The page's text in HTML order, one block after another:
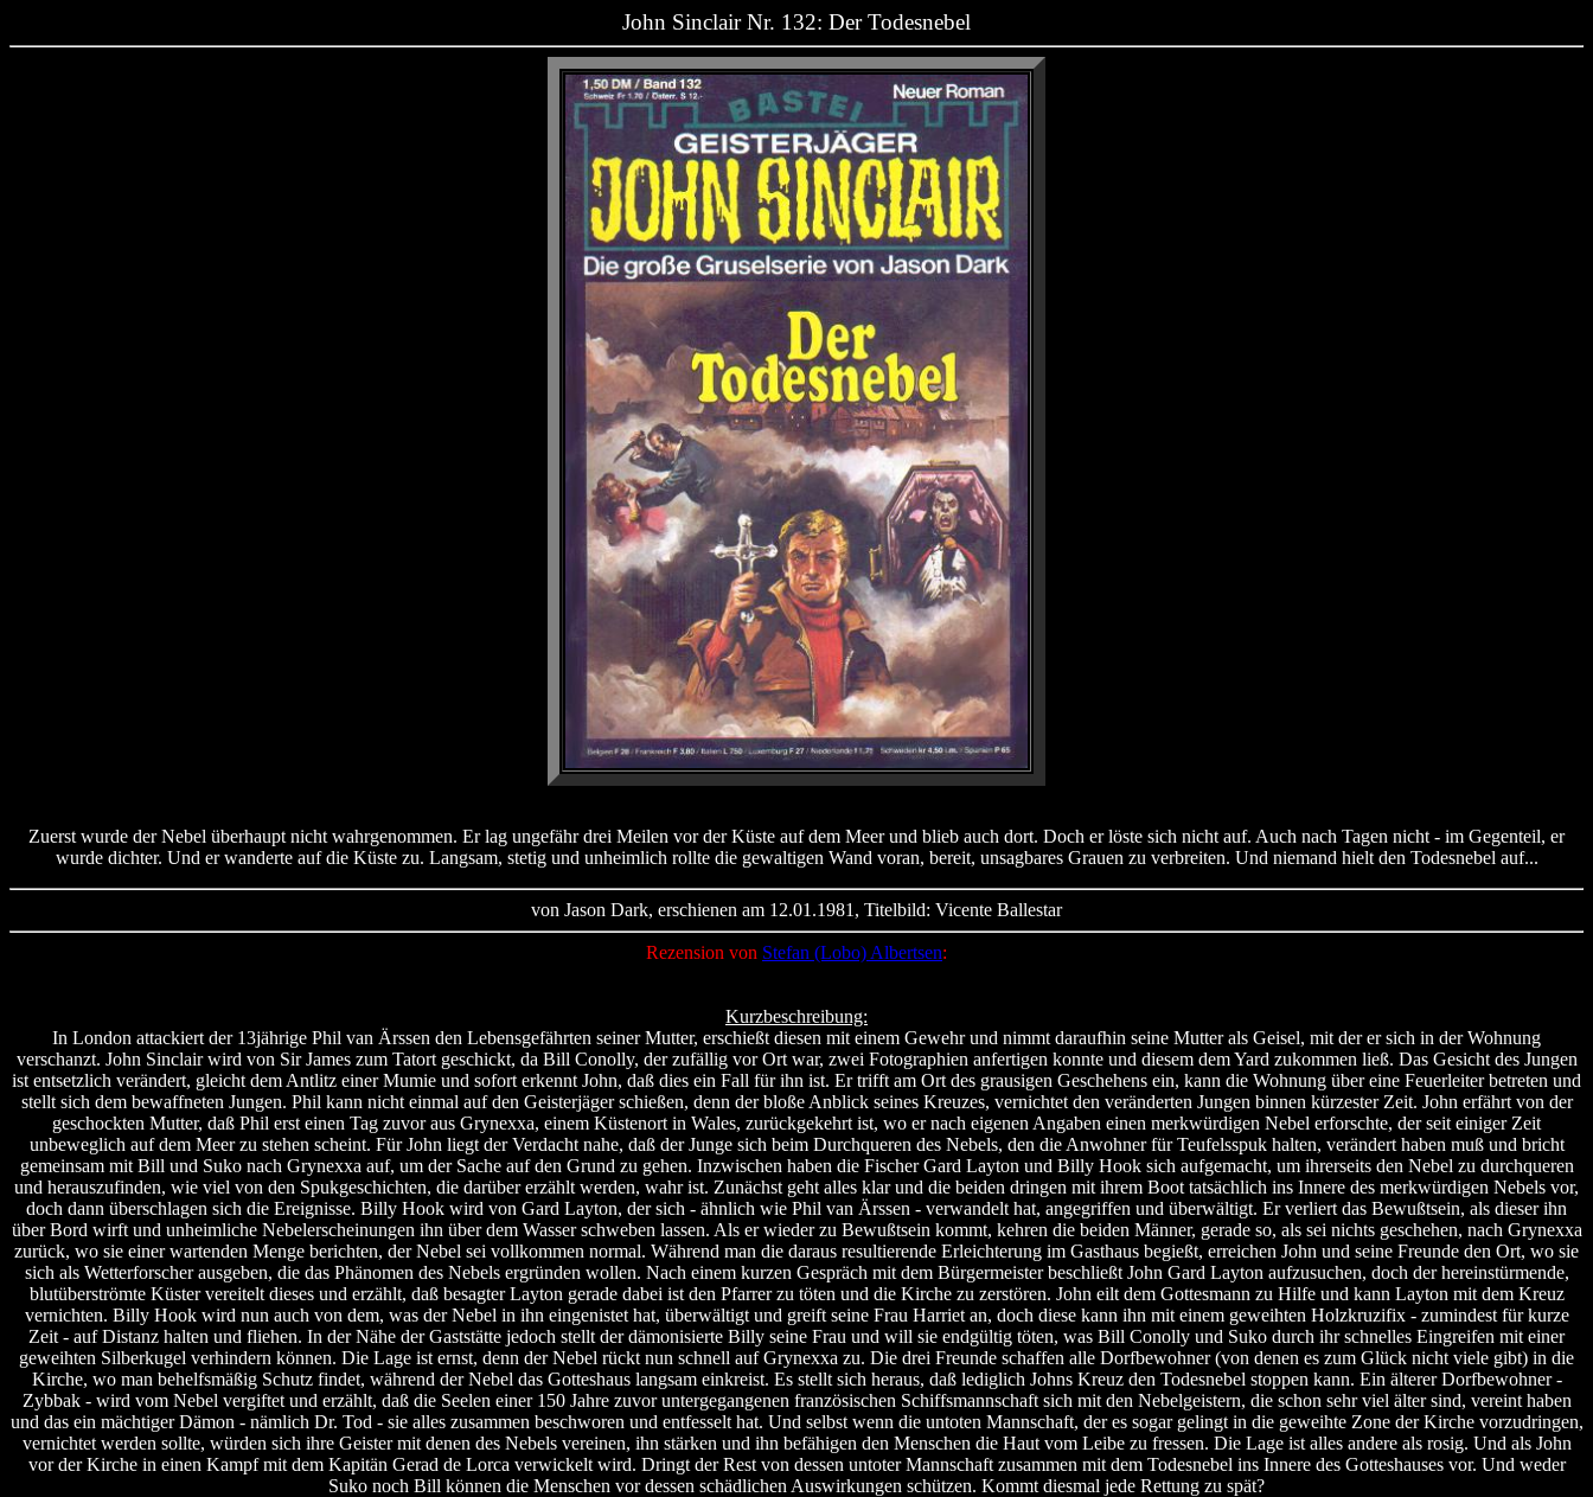
John Sinclair Nr. 132: Der Todesnebel
Zuerst wurde der Nebel überhaupt nicht wahrgenommen. Er lag ungefähr drei Meilen vor der Küste auf dem Meer und blieb auch dort. Doch er löste sich nicht auf. Auch nach Tagen nicht - im Gegenteil, er
wurde dichter. Und er wanderte auf die Küste zu. Langsam, stetig und unheimlich rollte die gewaltigen Wand voran, bereit, unsagbares Grauen zu verbreiten. Und niemand hielt den Todesnebel auf...
von Jason Dark, erschienen am 12.01.1981, Titelbild: Vicente Ballestar
Rezension von Stefan (Lobo) Albertsen:
Kurzbeschreibung:
In London attackiert der 13jährige Phil van Ärssen den Lebensgefährten seiner Mutter, erschießt diesen mit einem Gewehr und nimmt daraufhin seine Mutter als Geisel, mit der er sich in der Wohnung
verschanzt. John Sinclair wird von Sir James zum Tatort geschickt, da Bill Conolly, der zufällig vor Ort war, zwei Fotographien anfertigen konnte und diesem dem Yard zukommen ließ. Das Gesicht des Jungen
ist entsetzlich verändert, gleicht dem Antlitz einer Mumie und sofort erkennt John, daß dies ein Fall für ihn ist. Er trifft am Ort des grausigen Geschehens ein, kann die Wohnung über eine Feuerleiter betreten und
stellt sich dem bewaffneten Jungen. Phil kann nicht einmal auf den Geisterjäger schießen, denn der bloße Anblick seines Kreuzes, vernichtet den veränderten Jungen binnen kürzester Zeit. John erfährt von der
geschockten Mutter, daß Phil erst einen Tag zuvor aus Grynexxa, einem Küstenort in Wales, zurückgekehrt ist, wo er nach eigenen Angaben einen merkwürdigen Nebel erforschte, der seit einiger Zeit
unbeweglich auf dem Meer zu stehen scheint. Für John liegt der Verdacht nahe, daß der Junge sich beim Durchqueren des Nebels, den die Anwohner für Teufelsspuk halten, verändert haben muß und bricht
gemeinsam mit Bill und Suko nach Grynexxa auf, um der Sache auf den Grund zu gehen. Inzwischen haben die Fischer Gard Layton und Billy Hook sich aufgemacht, um ihrerseits den Nebel zu durchqueren
und herauszufinden, wie viel von den Spukgeschichten, die darüber erzählt werden, wahr ist. Zunächst geht alles klar und die beiden dringen mit ihrem Boot tatsächlich ins Innere des merkwürdigen Nebels vor,
doch dann überschlagen sich die Ereignisse. Billy Hook wird von Gard Layton, der sich - ähnlich wie Phil van Ärssen - verwandelt hat, angegriffen und überwältigt. Er verliert das Bewußtsein, als dieser ihn
über Bord wirft und unheimliche Nebelerscheinungen ihn über dem Wasser schweben lassen. Als er wieder zu Bewußtsein kommt, kehren die beiden Männer, gerade so, als sei nichts geschehen, nach Grynexxa
zurück, wo sie einer wartenden Menge berichten, der Nebel sei vollkommen normal. Während man die daraus resultierende Erleichterung im Gasthaus begießt, erreichen John und seine Freunde den Ort, wo sie
sich als Wetterforscher ausgeben, die das Phänomen des Nebels ergründen wollen. Nach einem kurzen Gespräch mit dem Bürgermeister beschließt John Gard Layton aufzusuchen, doch der hereinstürmende,
blutüberströmte Küster vereitelt dieses und erzählt, daß besagter Layton gerade dabei ist den Pfarrer zu töten und die Kirche zu zerstören. John eilt dem Gottesmann zu Hilfe und kann Layton mit dem Kreuz
vernichten. Billy Hook wird nun auch von dem, was der Nebel in ihn eingenistet hat, überwältigt und greift seine Frau Harriet an, doch diese kann ihn mit einem geweihten Holzkruzifix - zumindest für kurze
Zeit - auf Distanz halten und fliehen. In der Nähe der Gaststätte jedoch stellt der dämonisierte Billy seine Frau und will sie endgültig töten, was Bill Conolly und Suko durch ihr schnelles Eingreifen mit einer
geweihten Silberkugel verhindern können. Die Lage ist ernst, denn der Nebel rückt nun schnell auf Grynexxa zu. Die drei Freunde schaffen alle Dorfbewohner (von denen es zum Glück nicht viele gibt) in die
Kirche, wo man behelfsmäßig Schutz findet, während der Nebel das Gotteshaus langsam einkreist. Es stellt sich heraus, daß lediglich Johns Kreuz den Todesnebel stoppen kann. Ein älterer Dorfbewohner -
Zybbak - wird vom Nebel vergiftet und erzählt, daß die Seelen einer 150 Jahre zuvor untergegangenen französischen Schiffsmannschaft sich mit den Nebelgeistern, die schon sehr viel älter sind, vereint haben
und das ein mächtiger Dämon - nämlich Dr. Tod - sie alles zusammen beschworen und entfesselt hat. Und selbst wenn die untoten Mannschaft, der es sogar gelingt in die geweihte Zone der Kirche vorzudringen,
vernichtet werden sollte, würden sich ihre Geister mit denen des Nebels vereinen, ihn stärken und ihn befähigen den Menschen die Haut vom Leibe zu fressen. Die Lage ist alles andere als rosig. Und als John
vor der Kirche in einen Kampf mit dem Kapitän Gerad de Lorca verwickelt wird. Dringt der Rest von dessen untoter Mannschaft zusammen mit dem Todesnebel ins Innere des Gotteshauses vor. Und weder
Suko noch Bill können die Menschen vor dessen schädlichen Auswirkungen schützen. Kommt diesmal jede Rettung zu spät?